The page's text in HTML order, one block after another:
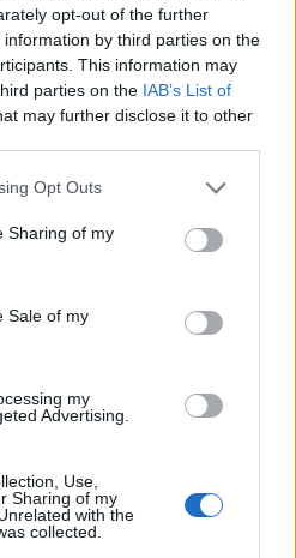
opt-out of the further
by third parties on the
This information may
parties on the IAB’s List of
may further disclose it to other
app uses one or more Google
behaviour. You may click to
and its third-party tags to
purposes in below Google
Opt Outs
Sharing of my
Sale of my
my
Advertising.
Use,
Sharing of my
with the
collected.